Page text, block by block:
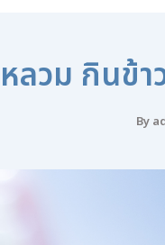
วม กินข้า
By